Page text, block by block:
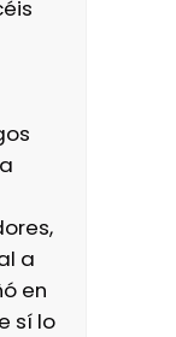
a
en
sí lo